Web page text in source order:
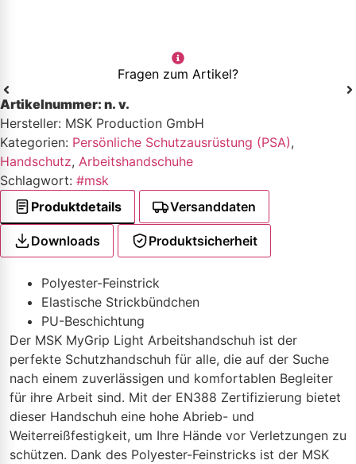
Fragen zum Artikel?
Artikelnummer: n. v.
Kategorien: Persönliche Schutzausrüstung (PSA),
Handschutz, Arbeitshandschuhe
Schlagwort: #msk
Hersteller: MSK Production GmbH
Produktdetails Versanddaten
Downloads Produktsicherheit
Polyester-Feinstrick
Elastische Strickbündchen
PU-Beschichtung
Der MSK MyGrip Light Arbeitshandschuh ist der
perfekte Schutzhandschuh für alle, die auf der Suche
nach einem zuverlässigen und komfortablen Begleiter
für ihre Arbeit sind. Mit der EN388 Zertifizierung bietet
dieser Handschuh eine hohe Abrieb- und
Weiterreißfestigkeit, um Ihre Hände vor Verletzungen zu
schützen. Dank des Polyester-Feinstricks ist der MSK